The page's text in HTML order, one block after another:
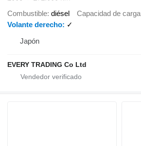
Combustible diésel Capacidad de carga
Volante derecho
✓
Japón
EVERY TRADING Co Ltd